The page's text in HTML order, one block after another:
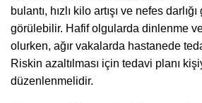
bulantı, hızlı kilo artışı ve nefes
görülebilir. Hafif olgularda dinlenme
olurken, ağır vakalarda hastanede
Riskin azaltılması için tedavi planı
düzenlenmelidir.